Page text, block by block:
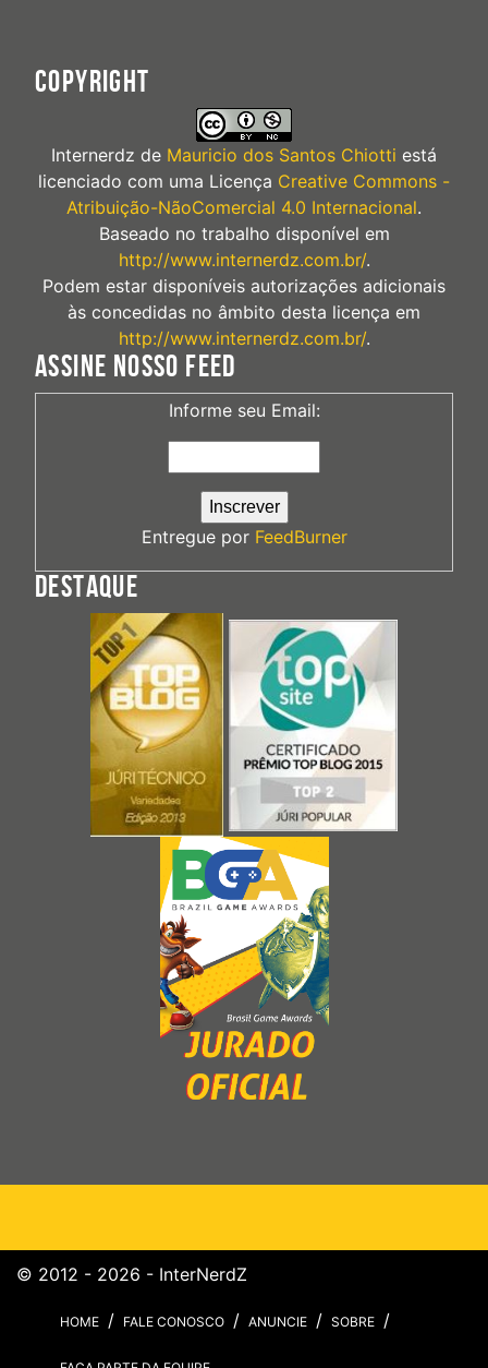
COPYRIGHT
Internerdz de Mauricio dos Santos Chiotti está
licenciado com uma Licença Creative Commons -
Atribuição-NãoComercial 4.0 Internacional.
Baseado no trabalho disponível em
http://www.internerdz.com.br/.
Podem estar disponíveis autorizações adicionais
às concedidas no âmbito desta licença em
http://www.internerdz.com.br/.
ASSINE NOSSO FEED
Informe seu Email:
Entregue por FeedBurner
DESTAQUE
© 2012 - 2026 - InterNerdZ
HOME FALE CONOSCO ANUNCIE SOBRE